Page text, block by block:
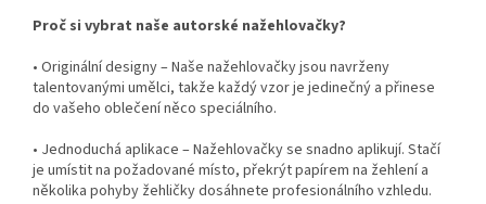
Proč si vybrat naše autorské nažehlovačky?
• Originální designy – Naše nažehlovačky jsou navrženy
talentovanými umělci, takže každý vzor je jedinečný a přinese
do vašeho oblečení něco speciálního.
• Jednoduchá aplikace – Nažehlovačky se snadno aplikují. Stačí
je umístit na požadované místo, překrýt papírem na žehlení a
několika pohyby žehličky dosáhnete profesionálního vzhledu.